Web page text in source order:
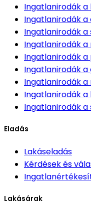
Ingatlanirodáka
Ingatlanirodáka
Ingatlanirodáka
Ingatlanirodáka
Ingatlanirodáka
Ingatlanirodáka
Ingatlanirodáka
Ingatlanirodáka
Ingatlanirodáka
Eladás
Lakáseladás
Kérdések és
Lakásárak